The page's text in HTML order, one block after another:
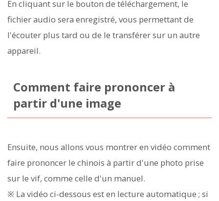
En cliquant sur le bouton de téléchargement, le
fichier audio sera enregistré, vous permettant de
l'écouter plus tard ou de le transférer sur un autre
appareil.
Comment faire prononcer à
partir d'une image
Ensuite, nous allons vous montrer en vidéo comment
faire prononcer le chinois à partir d'une photo prise
sur le vif, comme celle d'un manuel.
※ La vidéo ci-dessous est en lecture automatique ; si